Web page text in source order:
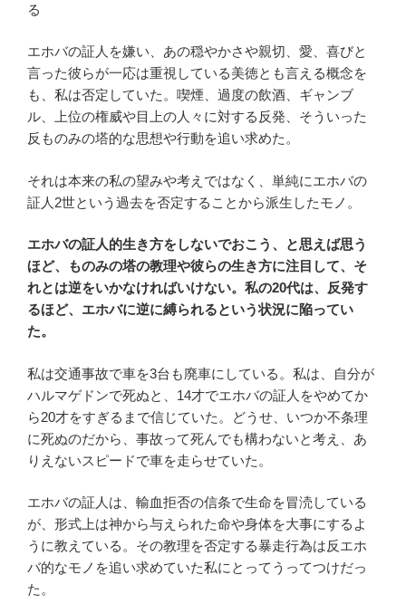
る
エホバの証人を嫌い、あの穏やかさや親切、愛、喜びと
言った彼らが一応は重視している美徳とも言える概念を
も、私は否定していた。喫煙、過度の飲酒、ギャンブ
ル、上位の権威や目上の人々に対する反発、そういった
反ものみの塔的な思想や行動を追い求めた。
それは本来の私の望みや考えではなく、単純にエホバの
証人2世という過去を否定することから派生したモノ。
エホバの証人的生き方をしないでおこう、と思えば思う
ほど、ものみの塔の教理や彼らの生き方に注目して、そ
れとは逆をいかなければいけない。私の20代は、反発す
るほど、エホバに逆に縛られるという状況に陥ってい
た。
私は交通事故で車を3台も廃車にしている。私は、自分が
ハルマゲドンで死ぬと、14才でエホバの証人をやめてか
ら20才をすぎるまで信じていた。どうせ、いつか不条理
に死ぬのだから、事故って死んでも構わないと考え、あ
りえないスピードで車を走らせていた。
エホバの証人は、輸血拒否の信条で生命を冒涜している
が、形式上は神から与えられた命や身体を大事にするよ
うに教えている。その教理を否定する暴走行為は反エホ
バ的なモノを追い求めていた私にとってうってつけだっ
た。